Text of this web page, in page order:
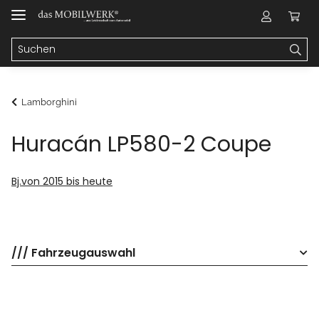
Lamborghini
Huracán LP580-2 Coupe
Bj.von 2015 bis heute
/// Fahrzeugauswahl